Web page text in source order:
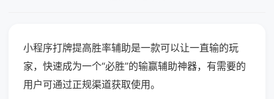
小程序打牌提高胜率辅助是一款可以让一直输的玩
家，快速成为一个“必胜”的输赢辅助神器，有需要的
用户可通过正规渠道获取使用。